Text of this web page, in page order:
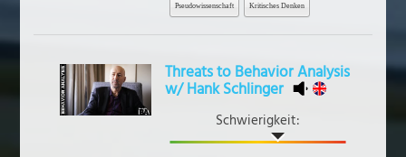
Pseudowissenschaft Kritisches Denken
Threats to Behavior Analysis
w/ Hank Schlinger
Schwierigkeit: